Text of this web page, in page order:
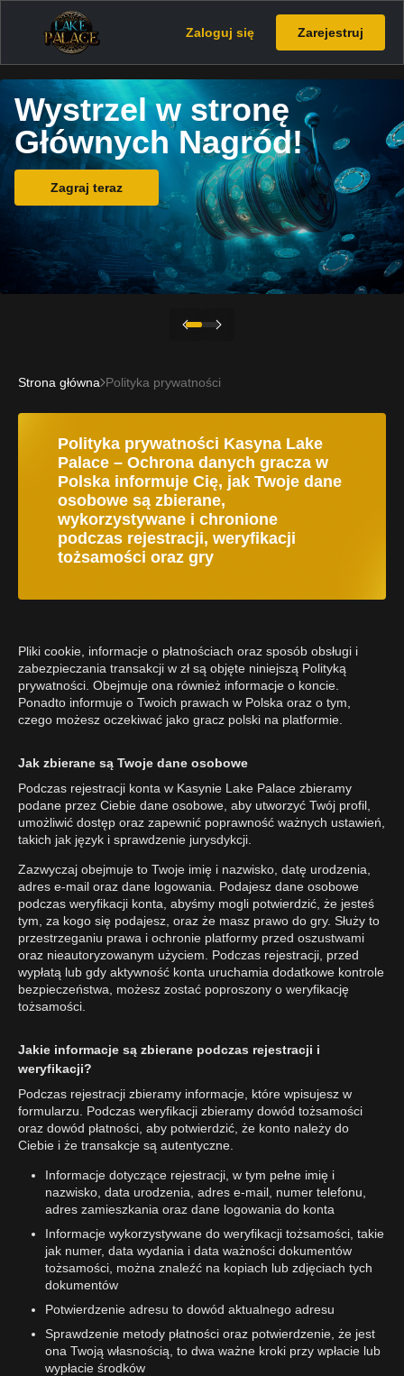
Zaloguj się Zarejestruj
Wystrzel w stronę
Głównych Nagród!
Zagraj teraz
Strona główna Polityka prywatności
Polityka prywatności Kasyna Lake
Palace – Ochrona danych gracza w
Polska informuje Cię, jak Twoje dane
osobowe są zbierane,
wykorzystywane i chronione
podczas rejestracji, weryfikacji
tożsamości oraz gry
Pliki cookie, informacje o płatnościach oraz sposób obsługi i
zabezpieczania transakcji w zł są objęte niniejszą Polityką
prywatności. Obejmuje ona również informacje o koncie.
Ponadto informuje o Twoich prawach w Polska oraz o tym,
czego możesz oczekiwać jako gracz polski na platformie.
Jak zbierane są Twoje dane osobowe
Podczas rejestracji konta w Kasynie Lake Palace zbieramy
podane przez Ciebie dane osobowe, aby utworzyć Twój profil,
umożliwić dostęp oraz zapewnić poprawność ważnych ustawień,
takich jak język i sprawdzenie jurysdykcji.
Zazwyczaj obejmuje to Twoje imię i nazwisko, datę urodzenia,
adres e-mail oraz dane logowania. Podajesz dane osobowe
podczas weryfikacji konta, abyśmy mogli potwierdzić, że jesteś
tym, za kogo się podajesz, oraz że masz prawo do gry. Służy to
przestrzeganiu prawa i ochronie platformy przed oszustwami
oraz nieautoryzowanym użyciem. Podczas rejestracji, przed
wypłatą lub gdy aktywność konta uruchamia dodatkowe kontrole
bezpieczeństwa, możesz zostać poproszony o weryfikację
tożsamości.
Jakie informacje są zbierane podczas rejestracji i
weryfikacji?
Podczas rejestracji zbieramy informacje, które wpisujesz w
formularzu. Podczas weryfikacji zbieramy dowód tożsamości
oraz dowód płatności, aby potwierdzić, że konto należy do
Ciebie i że transakcje są autentyczne.
Informacje dotyczące rejestracji, w tym pełne imię i
nazwisko, data urodzenia, adres e-mail, numer telefonu,
adres zamieszkania oraz dane logowania do konta
Informacje wykorzystywane do weryfikacji tożsamości, takie
jak numer, data wydania i data ważności dokumentów
tożsamości, można znaleźć na kopiach lub zdjęciach tych
dokumentów
Potwierdzenie adresu to dowód aktualnego adresu
Sprawdzenie metody płatności oraz potwierdzenie, że jest
ona Twoją własnością, to dwa ważne kroki przy wpłacie lub
wypłacie środków